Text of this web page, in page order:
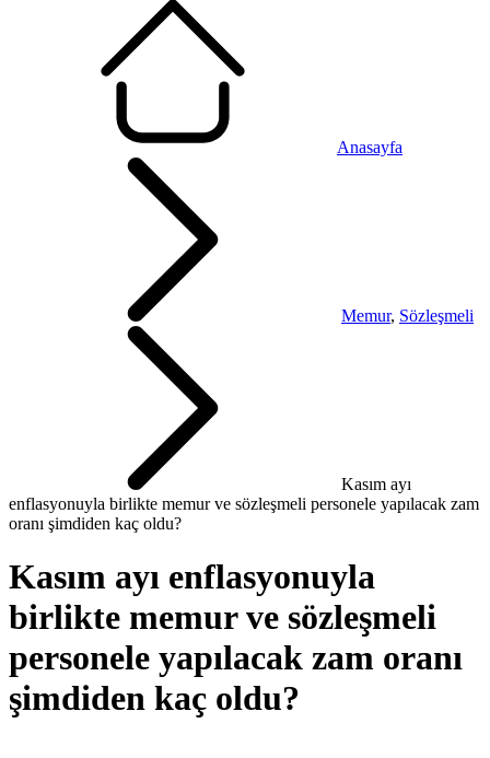
Anasayfa
Memur, Sözleşmeli
Kasım ayı
enflasyonuyla birlikte memur ve sözleşmeli personele yapılacak zam
oranı şimdiden kaç oldu?
Kasım ayı enflasyonuyla
birlikte memur ve sözleşmeli
personele yapılacak zam oranı
şimdiden kaç oldu?